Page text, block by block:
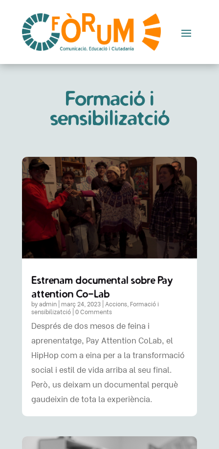
Formació i
sensibilizatció
Estrenam documental sobre Pay
attention Co-Lab
by admin| març 24, 2023| Accions, Formació i
sensibilizatció| 0 Comments
Després de dos mesos de feina i
aprenentatge, Pay Attention CoLab, el
HipHop com a eina per a la transformació
social i estil de vida arriba al seu final.
Però, us deixam un documental perquè
gaudeixin de tota la experiència.